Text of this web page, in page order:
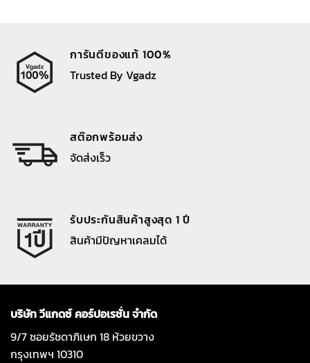
การันตีของแท้ 100%
Trusted By Vgadz
สต๊อกพร้อมส่ง
จัดส่งเร็ว
รับประกันสินค้าสูงสุด 1 ปี
สินค้ามีปัญหาเคลมได้
บริษัท วีแกดซ์ คอร์ปอเรชั่น จำกัด
9/7 ซอยรัชดาภิเษก 18 ห้วยขวาง
กรุงเทพฯ 10310